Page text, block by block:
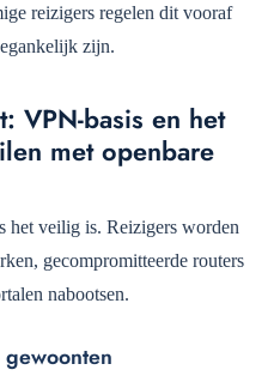
reizigers regelen dit vooraf
zijn.
VPN-basis en het
met openbare
het veilig is. Reizigers worden
gecompromitteerde routers
nabootsen.